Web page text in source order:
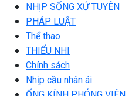
NHỊP SỐNG XỨ TUYÊN
PHÁP LUẬT
Thể thao
THIẾU NHI
Chính sách
Nhịp cầu nhân ái